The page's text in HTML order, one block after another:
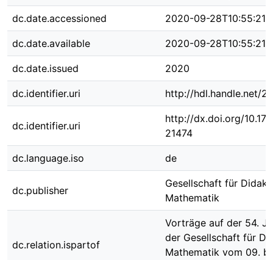
dc.date.accessioned 2020-09-28T10:55:21Z
dc.date.available 2020-09-28T10:55:21Z
dc.date.issued 2020
dc.identifier.uri http://hdl.handle.net/
dc.identifier.uri
http://dx.doi.org/
21474
dc.language.iso de
dc.publisher
Gesellschaft für
Mathematik
dc.relation.ispartof
Vorträge auf der 54.
der Gesellschaft für
Mathematik vom 09.